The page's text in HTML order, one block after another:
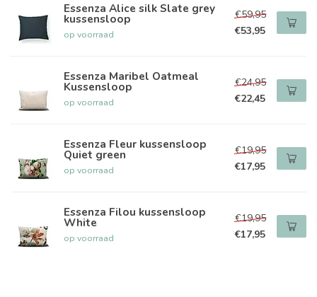
Essenza Alice silk Slate grey
kussensloop
op voorraad
€59,95
€53,95
Essenza Maribel Oatmeal
Kussensloop
op voorraad
€24,95
€22,45
Essenza Fleur kussensloop
Quiet green
op voorraad
€19,95
€17,95
Essenza Filou kussensloop
White
op voorraad
€19,95
€17,95